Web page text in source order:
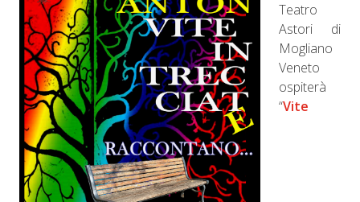
Teatro
Astori di
Mogliano
Veneto
ospiterà
“Vite